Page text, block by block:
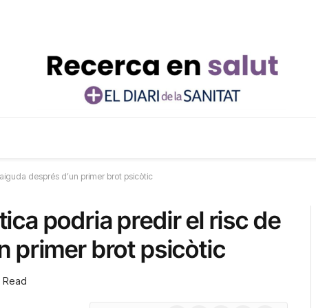
després d’un primer brot psicòtic
podria predir el risc de
primer brot psicòtic
Read